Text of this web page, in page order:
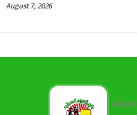
August 7, 2026